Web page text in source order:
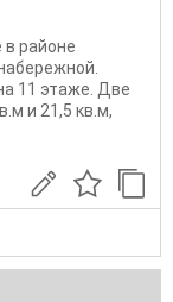
районе
11 этаже. Две
и 21,5 кв.м,